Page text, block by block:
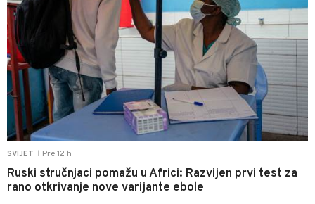
SVIJET Pre 12 h
Ruski stručnjaci pomažu u Africi: Razvijen prvi test za
rano otkrivanje nove varijante ebole